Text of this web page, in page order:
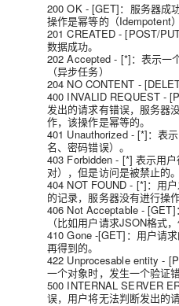
200 OK - [GET]：服务器成
操作是幂等的（Idempotent）
201 CREATED - [POST/
数据成功。
202 Accepted - [*]：表示一
（异步任务）
204 NO CONTENT -
400 INVALID REQUEST -
发出的请求有错误，服务器
作，该操作是幂等的。
401 Unauthorized - [*]：表
名、密码错误）。
403 Forbidden - [*] 表示用
对），但是访问是被禁止的。
404 NOT FOUND - [*]：用
的记录，服务器没有进行操
406 Not Acceptable -
（比如用户请求JSON格式
410 Gone -[GET]：用户请
再得到的。
422 Unprocesable entity -
一个对象时，发生一个验证错
500 INTERNAL SERVER
误，用户将无法判断发出的